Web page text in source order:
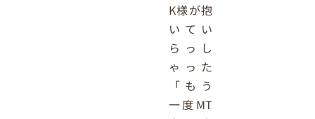
K様が抱
いてい
らっし
ゃった
「もう
一度MT